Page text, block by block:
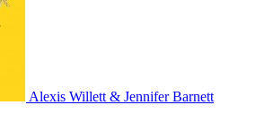
Alexis Willett & Jennifer Barnett